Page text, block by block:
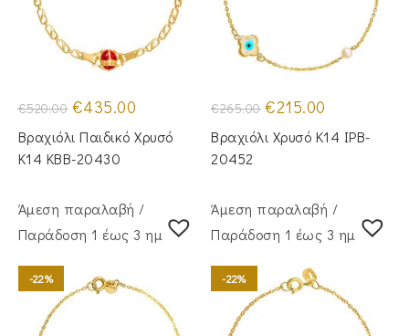
€520.00 Original
price
was:
€520.00.
€435.00
τιμή
είναι:
Βραχιόλι Παιδικό Χρυσό
Κ14 KBB-20430
€265.00 Original
price
was:
€265.00.
€215.00
τιμή
είναι:
Βραχιόλι Χρυσό Κ14 IPB-
20452
Άμεση παραλαβή /
Παράδoση 1 έως 3 ημέρες
-22%
Άμεση παραλαβή /
Παράδoση 1 έως 3 ημέρες
-22%